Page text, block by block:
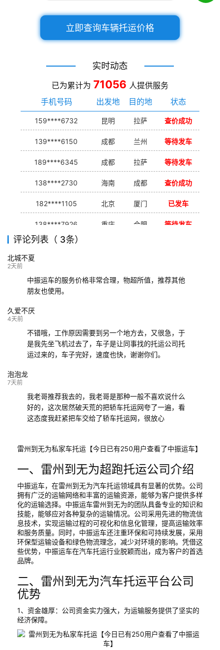
立即查询车辆托运价格
实时动态
已为累计为 71056 人提供服务
手机号码
出发地 目的地 状态
159****6732 昆明 拉萨 查价成功
139****6150 成都 兰州 等待发车
189****6345 成都 拉萨 等待发车
138****2730 海南 成都 查价成功
182****1105 北京 厦门 已发车
138****7926 重庆 合肥 等待发车
139****9233
评论列表（ 3条）
北城不夏
2天前
中振运车的服务价格非常合理，物超所值，推荐其他
朋友也使用。
久爱不厌
4天前
不错哦，工作原因需要到另一个地方去，又很急，于
是我先坐飞机过去了，车子是让同事找的托运公司托
运过来的，车子完好，速度也快，谢谢你们。
泡泡龙
7天前
我老哥推荐我去的，我老哥是那种一般不喜欢说什么
好的，这次居然破天荒的把轿车托运网夸了一遍，看
这态度我赶紧把车交给了轿车托运网，很放心
雷州到无为私家车托运【今日已有250用户查看了中振运车】
一、雷州到无为超跑托运公司介绍
中振运车，在雷州到无为汽车托运领域具有显著的优势。公司
拥有广泛的运输网络和丰富的运输资源，能够为客户提供多样
化的运输选择。中振运车雷州到无为的团队具备专业的知识和
技能，能够应对各种复杂的运输情况。公司采用先进的物流信
息技术，实现运输过程的可视化和信息化管理，提高运输效率
和服务质量。同时，中振运车还注重环保和可持续发展，采用
环保型运输设备和绿色物流理念，减少对环境的影响。凭借这
些优势，中振运车在汽车托运行业脱颖而出，成为客户的首选
品牌。
二、雷州到无为汽车托运平台公司
优势
1、资金雄厚：公司资金实力强大，为运输服务提供了坚实的
经济保障。